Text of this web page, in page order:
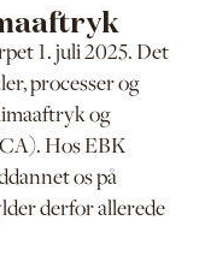
1. juli 2025. Det
processer og
og
Hos EBK
os på
derfor allerede